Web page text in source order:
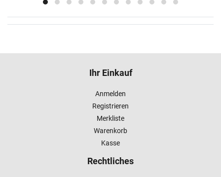
Ihr Einkauf
Anmelden
Registrieren
Merkliste
Warenkorb
Kasse
Rechtliches